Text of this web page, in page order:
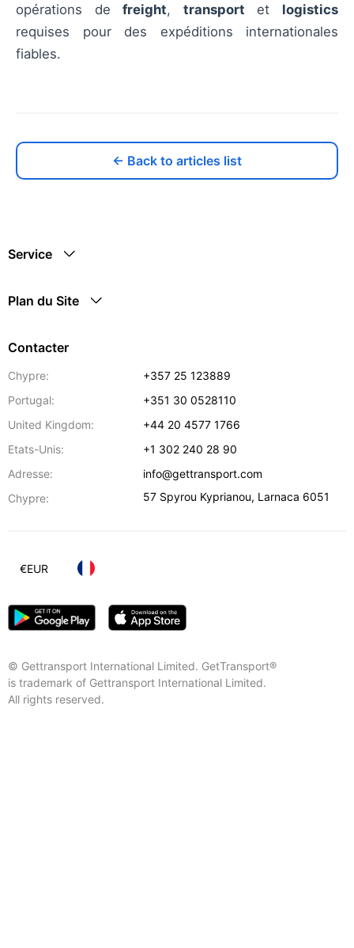
opérations defreight, transport et logistics
requises pour des expéditions internationales
fiables.
← Back to articles list
Service
Plan du Site
Contacter
Chypre:
+357 25 123889
Portugal:
+351 30 0528110
United Kingdom:
+44 20 4577 1766
Etats-Unis:
+1 302 240 28 90
Adresse:
info@gettransport.com
Chypre:
57 Spyrou Kyprianou, Larnaca 6051
© Gettransport International Limited. GetTransport®
is trademark of Gettransport International Limited.
All rights reserved.
€EUR